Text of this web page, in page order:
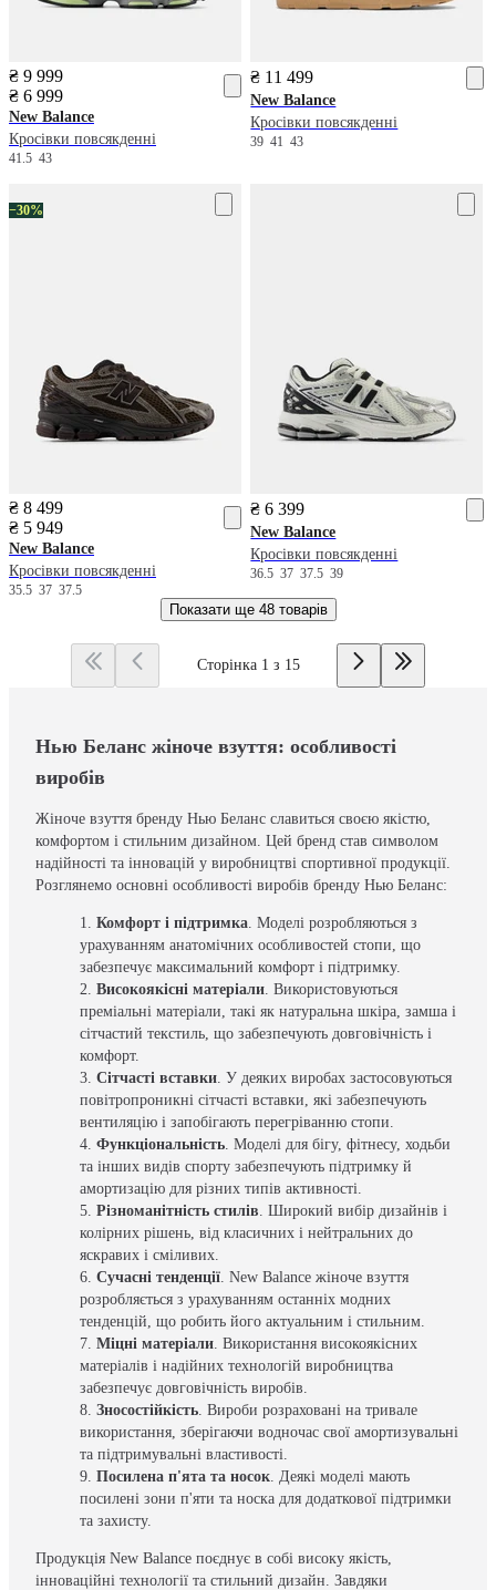
₴ 9 999
₴ 6 999
New Balance
Кросівки повсякденні
41.5 43
₴ 11 499
New Balance
Кросівки повсякденні
394143
−30%
₴ 8 499
₴ 5 949
New Balance
Кросівки повсякденні
35.5 37 37.5
₴ 6 399
New Balance
Кросівки повсякденні
36.53737.539
Показати ще 48 товарів
Сторінка 1 з 15
Нью Беланс жіноче взуття: особливості
виробів
Жіноче взуття бренду Нью Беланс славиться своєю якістю,
комфортом і стильним дизайном. Цей бренд став символом
надійності та інновацій у виробництві спортивної продукції.
Розглянемо основні особливості виробів бренду Нью Беланс:
Комфорт і підтримка . Моделі розробляються з
урахуванням анатомічних особливостей стопи, що
забезпечує максимальний комфорт і підтримку.
Високоякісні матеріали . Використовуються
преміальні матеріали, такі як натуральна шкіра, замша і
сітчастий текстиль, що забезпечують довговічність і
комфорт.
Сітчасті вставки . У деяких виробах застосовуються
повітропроникні сітчасті вставки, які забезпечують
вентиляцію і запобігають перегріванню стопи.
Функціональність . Моделі для бігу, фітнесу, ходьби
та інших видів спорту забезпечують підтримку й
амортизацію для різних типів активності.
Різноманітність стилів . Широкий вибір дизайнів і
колірних рішень, від класичних і нейтральних до
яскравих і сміливих.
Сучасні тенденції . New Balance жіноче взуття
розробляється з урахуванням останніх модних
тенденцій, що робить його актуальним і стильним.
Міцні матеріали . Використання високоякісних
матеріалів і надійних технологій виробництва
забезпечує довговічність виробів.
Зносостійкість . Вироби розраховані на тривале
використання, зберігаючи водночас свої амортизувальні
та підтримувальні властивості.
Посилена п'ята та носок . Деякі моделі мають
посилені зони п'яти та носка для додаткової підтримки
та захисту.
Продукція New Balance поєднує в собі високу якість,
інноваційні технології та стильний дизайн. Завдяки